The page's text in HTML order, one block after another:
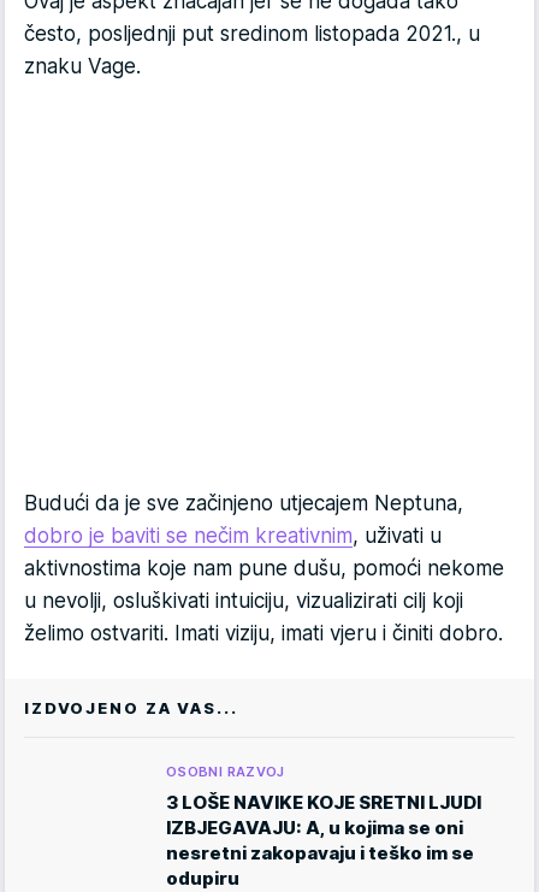
često, posljednji put sredinom listopada 2021., u
znaku Vage.
Budući da je sve začinjeno utjecajem Neptuna,
dobro je baviti se nečim kreativnim, uživati u
aktivnostima koje nam pune dušu, pomoći nekome
u nevolji, osluškivati intuiciju, vizualizirati cilj koji
želimo ostvariti. Imati viziju, imati vjeru i činiti dobro.
IZDVOJENO ZA VAS...
OSOBNI RAZVOJ
3 LOŠE NAVIKE KOJE SRETNI LJUDI
IZBJEGAVAJU: A, u kojima se oni
nesretni zakopavaju i teško im se
odupiru